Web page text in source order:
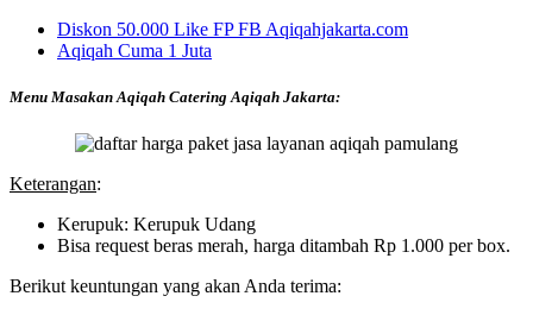
Diskon 50.000 Like FP FB Aqiqahjakarta.com
Aqiqah Cuma 1 Juta
Menu Masakan Aqiqah Catering Aqiqah Jakarta:
Keterangan:
Kerupuk: Kerupuk Udang
Bisa request beras merah, harga ditambah Rp 1.000 per box.
Berikut keuntungan yang akan Anda terima: